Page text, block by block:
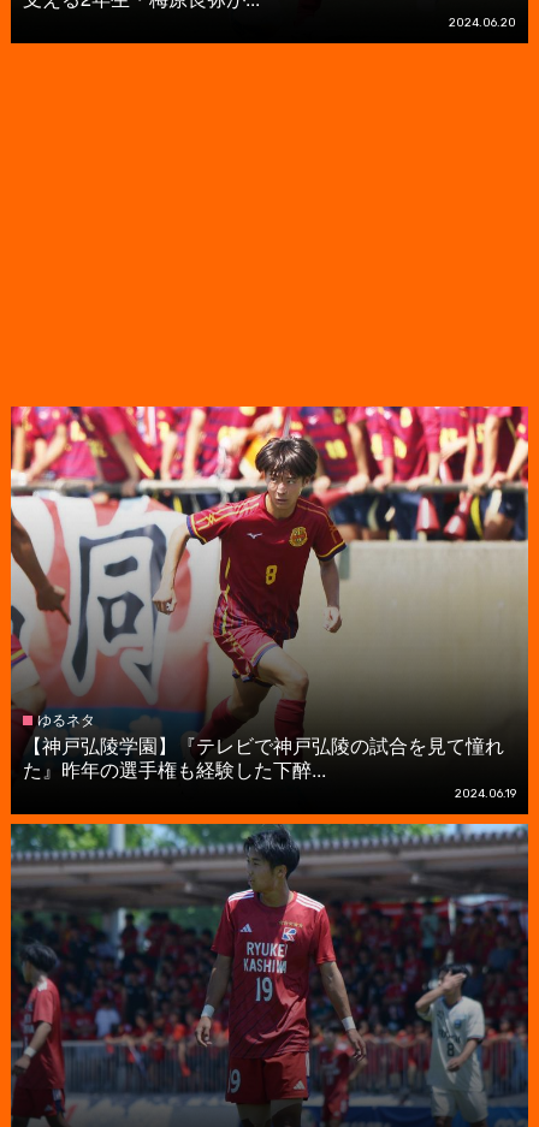
2024.06.20
ゆるネタ
【神戸弘陵学園】『テレビで神戸弘陵の試合を見て憧れ
た』昨年の選手権も経験した下醉...
2024.06.19